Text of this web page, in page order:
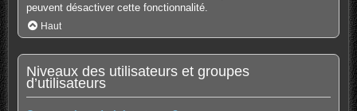
peuvent désactiver cette fonctionnalité.
Haut
Niveaux des utilisateurs et groupes
d’utilisateurs